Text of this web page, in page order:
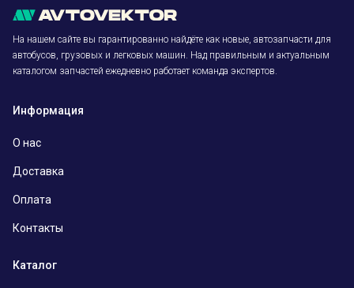
На нашем сайте вы гарантированно найдёте как новые, автозапчасти для
автобусов, грузовых и легковых машин. Над правильным и актуальным
каталогом запчастей ежедневно работает команда экспертов.
Информация
О нас
Доставка
Оплата
Контакты
Каталог